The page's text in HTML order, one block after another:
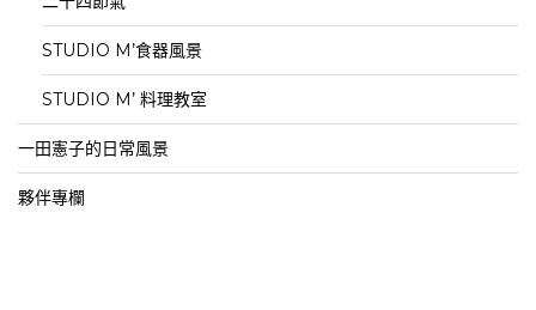
STUDIO M’食器風景
STUDIO M’ 料理教室
一田憲子的日常風景
夥伴專欄